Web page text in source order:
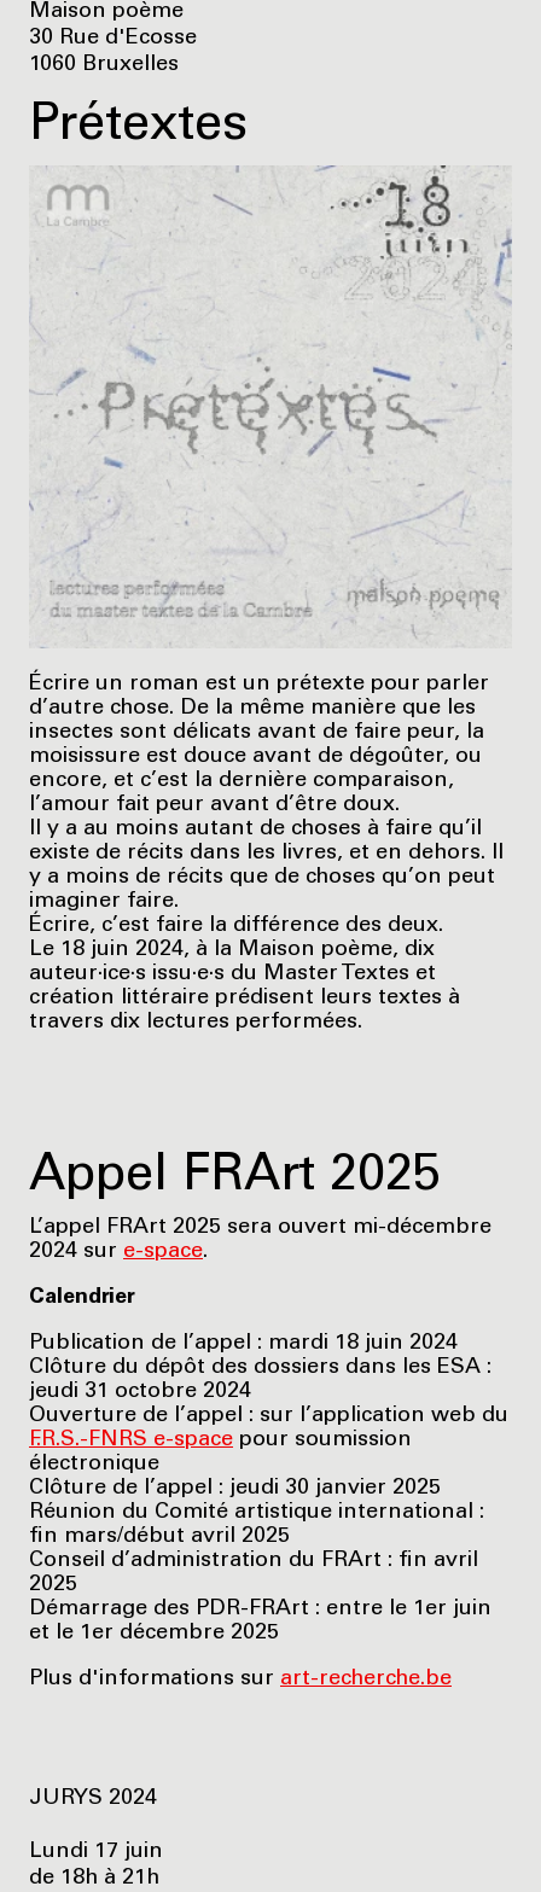
Maison poème
30 Rue d'Ecosse
1060 Bruxelles
Prétextes
Écrire un roman est un prétexte pour parler
d’autre chose. De la même manière que les
insectes sont délicats avant de faire peur, la
moisissure est douce avant de dégoûter, ou
encore, et c’est la dernière comparaison,
l’amour fait peur avant d’être doux.
Il y a au moins autant de choses à faire qu’il
existe de récits dans les livres, et en dehors. Il
y a moins de récits que de choses qu’on peut
imaginer faire.
Écrire, c’est faire la différence des deux.
Le 18 juin 2024, à la Maison poème, dix
auteur·ice·s issu·e·s du Master Textes et
création littéraire prédisent leurs textes à
travers dix lectures performées.
Appel FRArt 2025
L’appel FRArt 2025 sera ouvert mi-décembre
2024 sur e-space.
Calendrier
Publication de l’appel : mardi 18 juin 2024
Clôture du dépôt des dossiers dans les ESA :
jeudi 31 octobre 2024
Ouverture de l’appel : sur l’application web du
F.R.S.-FNRS e-space pour soumission
électronique
Clôture de l’appel : jeudi 30 janvier 2025
Réunion du Comité artistique international :
fin mars/début avril 2025
Conseil d’administration du FRArt : fin avril
2025
Démarrage des PDR-FRArt : entre le 1er juin
et le 1er décembre 2025
Plus d'informations sur art-recherche.be
JURYS 2024
Lundi 17 juin
de 18h à 21h